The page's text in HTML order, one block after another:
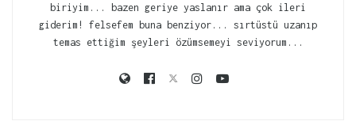
biriyim... bazen geriye yaslanır ama çok ileri
giderim! felsefem buna benziyor... sırtüstü uzanıp
temas ettiğim şeyleri özümsemeyi seviyorum...